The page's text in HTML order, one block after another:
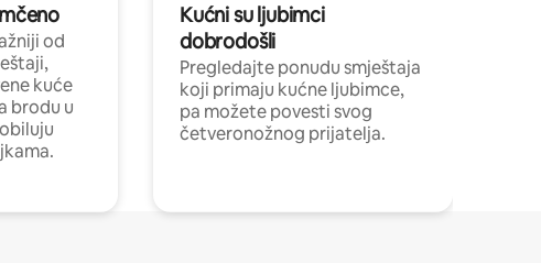
od
kuće
brodu u
Kućni su ljubimci
dobrodošli
Pregledajte ponudu smještaja
koji primaju kućne ljubimce,
pa možete povesti svog
četveronožnog prijatelja.